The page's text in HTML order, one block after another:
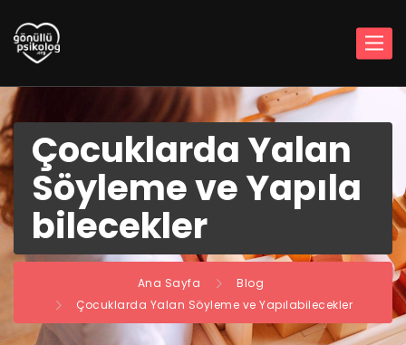
Çocuklarda Yalan
Söyleme ve Yapıla
bilecekler
Ana Sayfa
Blog
Çocuklarda Yalan Söyleme ve Yapılabilecekler